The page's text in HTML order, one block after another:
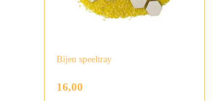
Bijen speeltray
16,00